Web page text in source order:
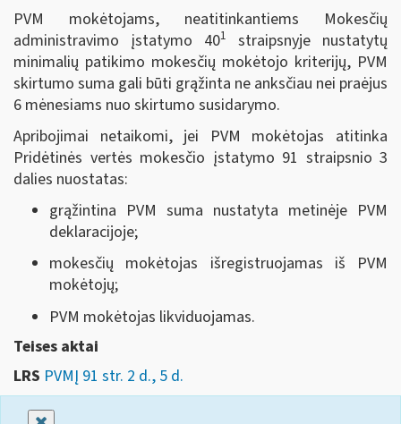
PVM mokėtojams, neatitinkantiems Mokesčių
administravimo įstatymo 401
straipsnyje nustatytų
minimalių patikimo mokesčių mokėtojo kriterijų, PVM
skirtumo suma gali būti grąžinta ne anksčiau nei praėjus
6 mėnesiams nuo skirtumo susidarymo.
Apribojimai netaikomi, jei PVM mokėtojas atitinka
Pridėtinės vertės mokesčio įstatymo 91 straipsnio 3
dalies nuostatas:
grąžintina PVM suma nustatyta metinėje PVM
deklaracijoje;
mokesčių mokėtojas išregistruojamas iš PVM
mokėtojų;
PVM mokėtojas likviduojamas.
Teises aktai
LRS PVMĮ 91 str. 2 d., 5 d.